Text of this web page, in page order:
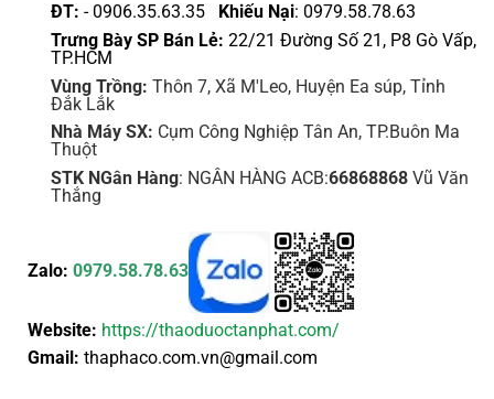
phẩm
phẩm
ĐT: - 0906.35.63.35 Khiếu Nại: 0979.58.78.63
Trưng Bày SP Bán Lẻ: 22/21 Đường Số 21, P8 Gò Vấp,
TP.HCM
Vùng Trồng: Thôn 7, Xã M'Leo, Huyện Ea súp, Tỉnh
Đắk Lắk
Nhà Máy SX: Cụm Công Nghiệp Tân An, TP.Buôn Ma
Thuột
STK NGân Hàng: NGÂN HÀNG ACB:66868868Vũ Văn
Thắng
Zalo: 0979.58.78.63
Website: https://thaoduoctanphat.com/
Gmail: thaphaco.com.vn@gmail.com